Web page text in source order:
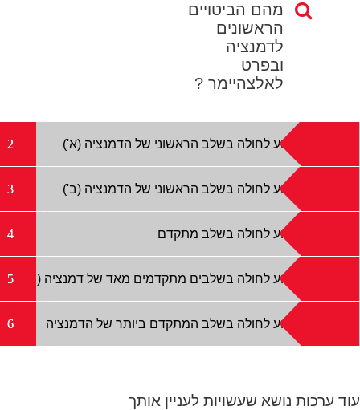
מהם הביטויים
הראשונים
לדמנציה
ובפרט
לאלצהיימר ?
סיוע לחולה בשלב הראשוני של הדמנציה (א')
סיוע לחולה בשלב הראשוני של הדמנציה (ב')
סיוע לחולה בשלב מתקדם
סיוע לחולה בשלבים מתקדמים מאד של דמנציה (ב')
סיוע לחולה בשלב המתקדם ביותר של הדמנציה
עוד ערכות נושא שעשויות לעניין אותך